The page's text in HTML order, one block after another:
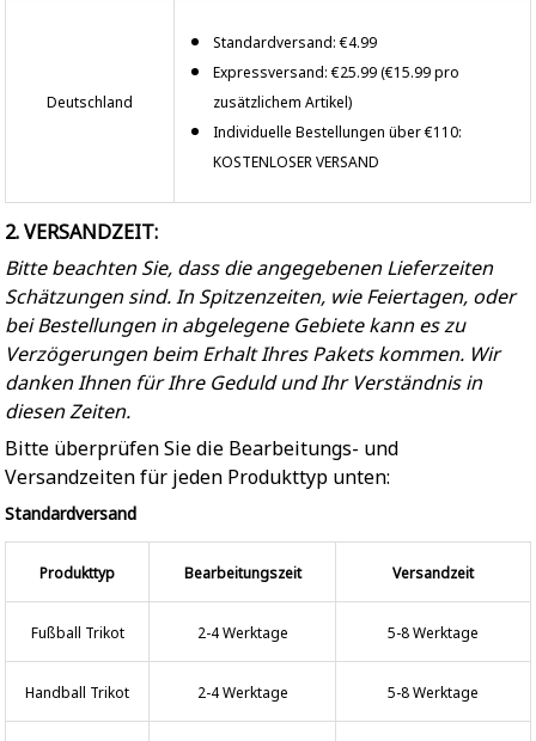
Deutschland
Standardversand: €4.99
Expressversand: €25.99 (€15.99 pro
zusätzlichem Artikel)
Individuelle Bestellungen über €110:
KOSTENLOSER VERSAND
2. VERSANDZEIT:
Bitte beachten Sie, dass die angegebenen Lieferzeiten
Schätzungen sind. In Spitzenzeiten, wie Feiertagen, oder
bei Bestellungen in abgelegene Gebiete kann es zu
Verzögerungen beim Erhalt Ihres Pakets kommen. Wir
danken Ihnen für Ihre Geduld und Ihr Verständnis in
diesen Zeiten.
Bitte überprüfen Sie die Bearbeitungs- und
Versandzeiten für jeden Produkttyp unten:
Standardversand
Produkttyp Bearbeitungszeit Versandzeit
Fußball Trikot 2-4 Werktage 5-8 Werktage
Handball Trikot 2-4 Werktage 5-8 Werktage